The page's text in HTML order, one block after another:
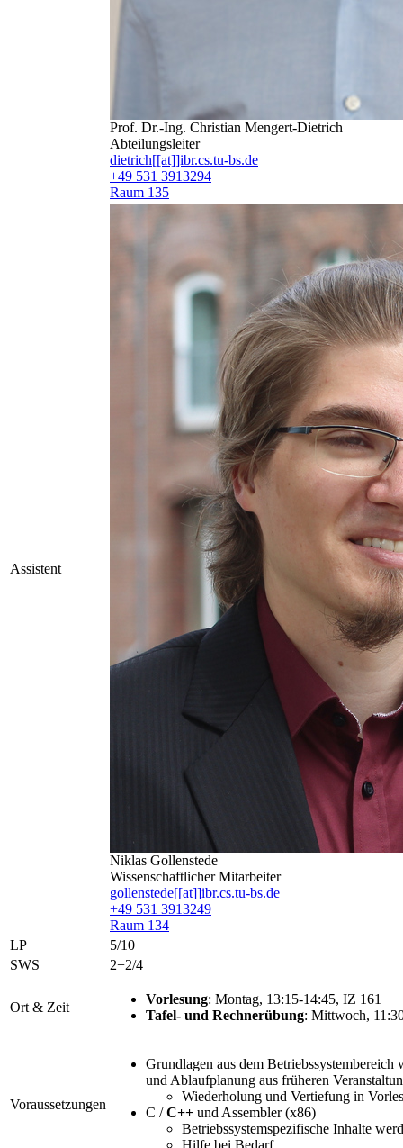
Prof. Dr.-Ing. Christian Mengert-Dietrich
Abteilungsleiter
dietrich[[at]]ibr.cs.tu-bs.de
+49 531 3913294
Raum 135
Assistent
Niklas Gollenstede
Wissenschaftlicher Mitarbeiter
gollenstede[[at]]ibr.cs.tu-bs.de
+49 531 3913249
Raum 134
LP
5/10
SWS
2+2/4
Ort & Zeit
Vorlesung: Montag, 13:15-14:45, IZ 161
Tafel- und Rechnerübung: Mittwoch,
Voraussetzungen
Grundlagen aus dem
und Ablaufplanung aus früheren
Wiederholung und Vertiefung in
C /C++ und Assembler (x86)
Betriebssystemspezifische Inhalte